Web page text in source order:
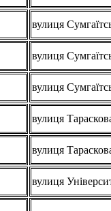
вулиця
вулиця
вулиця
вулиця
вулиця
вулиця